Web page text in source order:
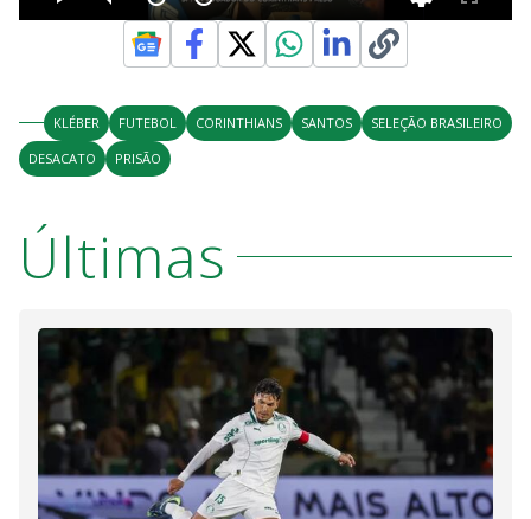
KLÉBER FUTEBOL CORINTHIANS SANTOS
SELEÇÃO BRASILEIRO
DESACATO
PRISÃO
Últimas